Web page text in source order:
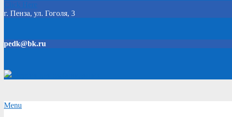
Click Here
г. Пенза, ул. Гоголя, 3
pedk@bk.ru
Secondary
Menu